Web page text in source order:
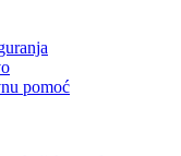
lica
pomoć